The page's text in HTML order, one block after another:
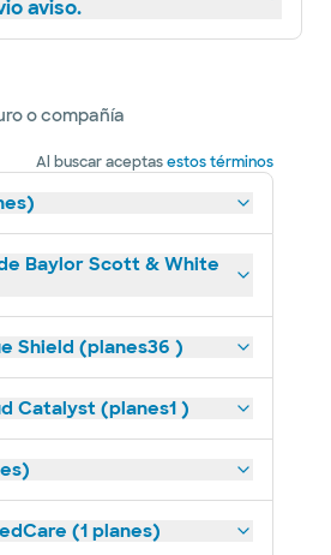
aviso.
o compañía
Al buscar aceptasestos términos
Baylor Scott & White
Shield (planes36 )
Catalyst (planes1 )
(1 planes)